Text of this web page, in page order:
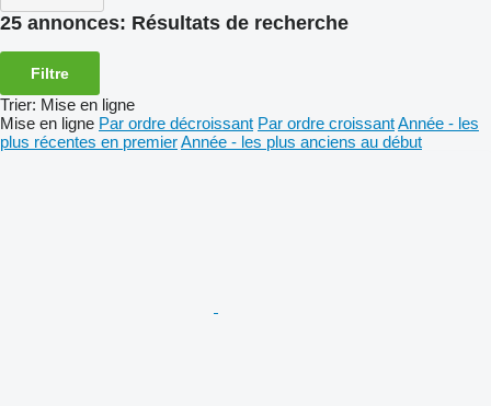
25 annonces: Résultats de recherche
Filtre
Trier: Mise en ligne
Mise en ligne Par ordre décroissant Par ordre croissantAnnée - les
plus récentes en premierAnnée - les plus anciens au début